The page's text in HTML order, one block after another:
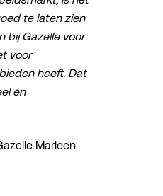
te laten zien
bij Gazelle voor
voor
heeft. Dat
en
Marleen